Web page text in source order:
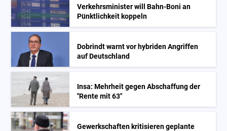
Verkehrsminister will Bahn-Boni an
Pünktlichkeit koppeln
Dobrindt warnt vor hybriden Angriffen
auf Deutschland
Insa: Mehrheit gegen Abschaffung der
"Rente mit 63"
Gewerkschaften kritisieren geplante